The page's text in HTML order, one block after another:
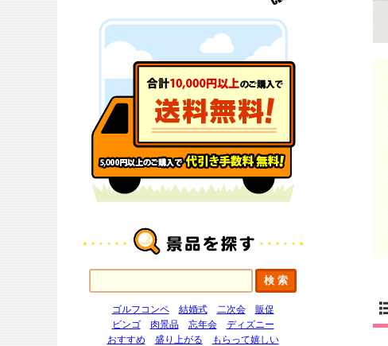
ゴルフコンペ 結婚式 二次会
販促
ビンゴ
肉景品 忘年会
ディズニー
おすすめ
盛り上がる
もらって嬉しい